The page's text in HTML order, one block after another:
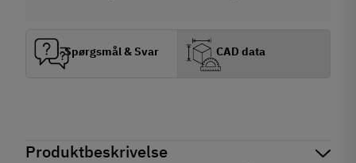
Produktbeskrivelse
Spørgsmål & Svar CAD data